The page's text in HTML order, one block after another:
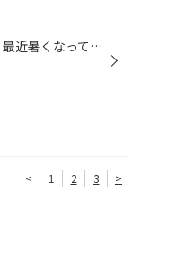
皆さまこんにちは、仙台市の長町エリアにありますタイヤ館286です！ 最近暑くなってきたので、車のエアコンを使う方も増えてきたのではないでしょうか？ 最近の車のエアコンのほとんどには、ご自宅のエアコンと同じように「エアコンフィルター」がついています。 長く使っているとゴミや汚れが溜ま...
< 1 2 3 >